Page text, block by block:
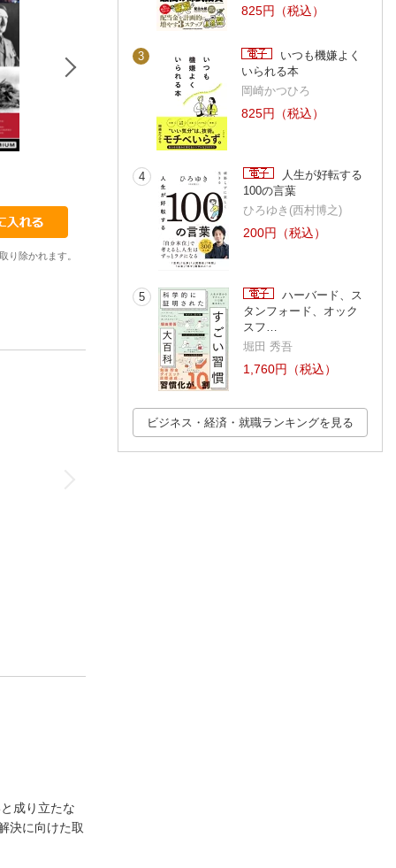
ナムラタ・ゴスワミ
出井康博
り除かれます。
成り立たな
決に向けた取
825円（税込）
3
いつも機嫌よく
いられる本
岡崎かつひろ
825円（税込）
4
人生が好転する
100の言葉
ひろゆき(西村博之)
200円（税込）
5
ハーバード、ス
タンフォード、オック
スフ…
堀田 秀吾
1,760円（税込）
ビジネス・経済・就職ランキングを見る